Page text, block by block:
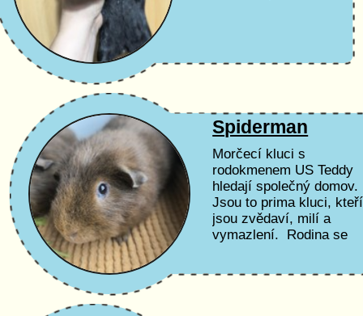
Spiderman
Morčecí kluci s
rodokmenem US Teddy
hledají společný domov.
Jsou to prima kluci, kteří
jsou zvědaví, milí a
vymazlení. Rodina se